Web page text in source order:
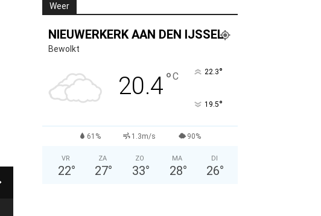
Weer
NIEUWERKERK AAN DEN IJSSEL
Bewolkt
20.4°C 22.3°
19.5°
61% 1.3m/s 90%
VR
22°
ZA
27°
ZO
33°
MA
28°
DI
26°